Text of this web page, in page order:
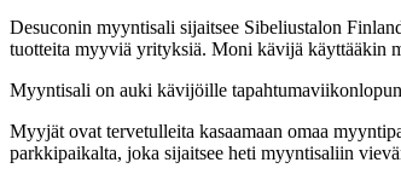
Desuconin myyntisali sijaitsee Sibeliustalon
tuotteita myyviä yrityksiä. Moni kävijä käyttääkin
Myyntisali on auki kävijöille
Myyjät ovat tervetulleita kasaamaan omaa
parkkipaikalta, joka sijaitsee heti myyntisaliin